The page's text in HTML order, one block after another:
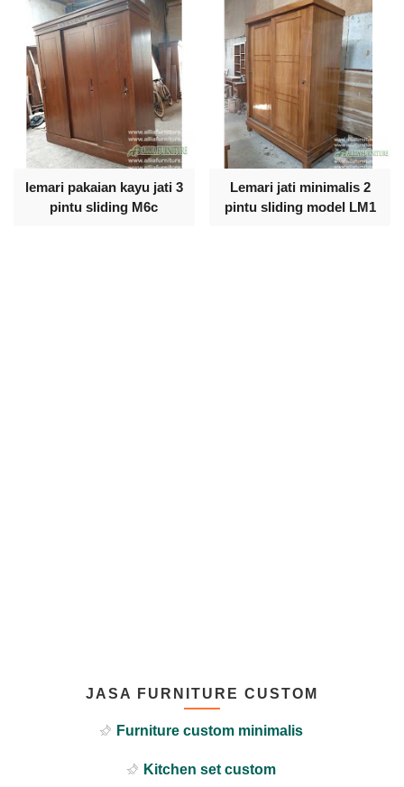
lemari pakaian kayu jati 3
pintu sliding M6c
Lemari jati minimalis 2
pintu sliding model LM1
JASA FURNITURE CUSTOM
Furniture custom minimalis
Kitchen set custom